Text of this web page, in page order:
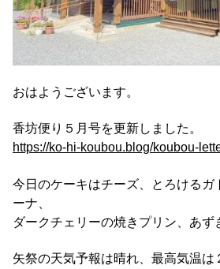
おはようございます。
香坊便り５月号を更新しました。
https://ko-hi-koubou.blog/koubou-
今日のケーキはチーズ、とろけるガ
ーナ、
ダークチェリーの焼きプリン、あず
矢祭の天気予報は晴れ、最高気温は